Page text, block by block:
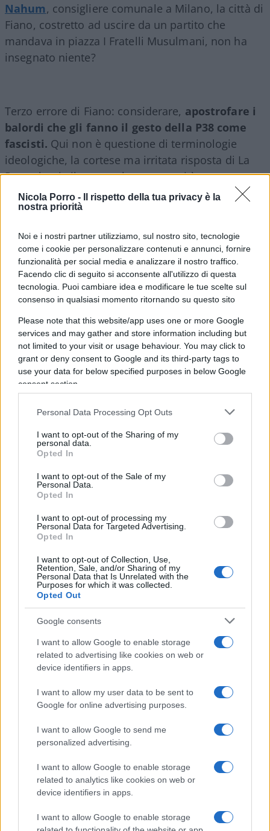
Nicola Porro -
Il rispetto della tua privacy è la
nostra priorità
Noi e i nostri partner utilizziamo, sul nostro sito, tecnologie
come i cookie per personalizzare contenuti e annunci, fornire
funzionalità per social media e analizzare il nostro traffico.
Facendo clic di seguito si acconsente all'utilizzo di questa
tecnologia. Puoi cambiare idea e modificare le tue scelte sul
consenso in qualsiasi momento ritornando su questo sito
Please note that this website/app uses one or more Google
services and may gather and store information including but
not limited to your visit or usage behaviour. You may click to
grant or deny consent to Google and its third-party tags to
use your data for below specified purposes in below Google
consent section.
Personal Data Processing Opt Outs
I want to opt-out of the Sharing of my
personal data.
Opted In
I want to opt-out of the Sale of my
Personal Data.
Opted In
I want to opt-out of processing my
Personal Data for Targeted Advertising.
Opted In
I want to opt-out of Collection, Use,
Retention, Sale, and/or Sharing of my
Personal Data that Is Unrelated with the
Purposes for which it was collected.
Opted Out
Google consents
I want to allow Google to enable storage
related to advertising like cookies on web or
device identifiers in apps.
I want to allow my user data to be sent to
Google for online advertising purposes.
I want to allow Google to send me
personalized advertising.
I want to allow Google to enable storage
related to analytics like cookies on web or
device identifiers in apps.
I want to allow Google to enable storage
Nahum, consigliere comunale a Milano, la città di
Fiano, costretto ad uscire da un partito che
mandava in piazza I Fratelli Musulmani, non ha
insegnato niente?
Terzo errore di Fiano: considerare, apostrofare i
balordi che gli fanno il gesto della P38 come
fascisti. Qui non è questione di terminologie
ideologiche, la cortese ma irritata risposta di La
Russa lascia il tempo che trova; qui è una
faccenda storica, di verità storica: i fascisti, i
neofascisti, hanno infinite ragioni di essere
andrà costantemente ricordata, sia detto per
inciso), ma la P38 era, resta il vessillo di certa
sinistra: infantile ma canagliesca, oltranzista,
brigatista.
È il gesto della protesta violenta di tutte le
formazioni della galassia ultra e neocomunista,
dall’immaginifico Movimento del ’77 in poi. É la
colonna Walter Alasia, è la provocazione di ogni
balordo dei centri sociali o di qualsiasi università
occupata.
Leggi anche:
L’ignobile gesto contro Fiano dei Pro Pal rossi
Fuori i sionisti dalle università. I Pro Pal
censurano Emanuele Fiano (Pd)
È il lessico familiare della sinistra dei “compagni
che sbagliavano”, per intendere il contrario, non
sbagliavano per niente.
moderati, intanto li lasciamo fare, sono pur
sempre figli nostri, e vediamo come va a finire: se
perdono li rinneghiamo, con discrezione. Fiano
l’appello edificante a studiare, riflettere, capire,
informarsi, tollerarsi: tutta roba bella, giusta, ma
che nel PD non è di casa e neppure di soffitta: lì
regna la stupidità preconcetta antisemita,
filoterroristica di stampo islamico, comanda
precisamente l’antisionismo non tanto come
negazione di un diritto a esistere ma quale
passepartout per la negazione di tutti i diritti in
tutti i confronti: questione ebraica, gender, clima,